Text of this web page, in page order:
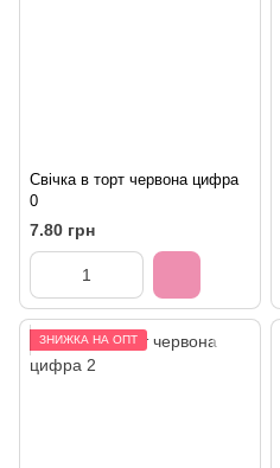
Свічка в торт червона цифра
0
7.80 грн
ЗНИЖКА НА ОПТ